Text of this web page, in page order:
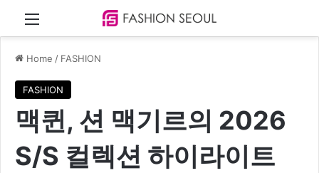
Menu
Home / FASHION
FASHION
맥퀸, 션 맥기르의 2026
S/S 컬렉션 하이라이트